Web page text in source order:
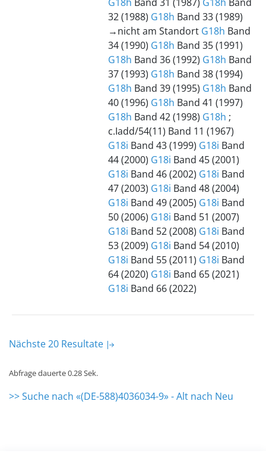
32 (1988) G18h Band 33 (1989)
→nicht am Standort G18h Band
34 (1990) G18h Band 35 (1991)
G18h Band 36 (1992) G18h Band
37 (1993) G18h Band 38 (1994)
G18h Band 39 (1995) G18h Band
40 (1996) G18h Band 41 (1997)
G18h Band 42 (1998) G18h ;
c.Iadd/54(11) Band 11 (1967)
G18i Band 43 (1999) G18i Band
44 (2000) G18i Band 45 (2001)
G18i Band 46 (2002) G18i Band
47 (2003) G18i Band 48 (2004)
G18i Band 49 (2005) G18i Band
50 (2006) G18i Band 51 (2007)
G18i Band 52 (2008) G18i Band
53 (2009) G18i Band 54 (2010)
G18i Band 55 (2011) G18i Band
64 (2020) G18i Band 65 (2021)
G18i Band 66 (2022)
Nächste 20 Resultate
Abfrage dauerte 0.28 Sek.
>> Suche nach «(DE-588)4036034-9» - Alt nach Neu